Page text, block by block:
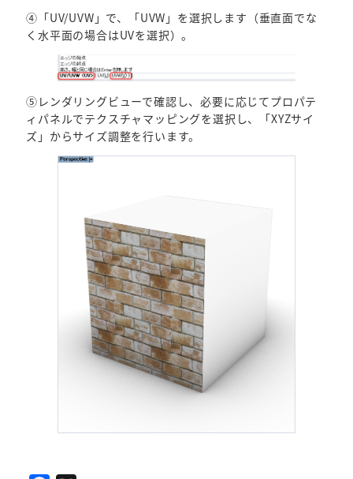
④「UV/UVW」で、「UVW」を選択します（垂直面でな
く水平面の場合はUVを選択）。
⑤レンダリングビューで確認し、必要に応じてプロパテ
ィパネルでテクスチャマッピングを選択し、「XYZサイ
ズ」からサイズ調整を行います。